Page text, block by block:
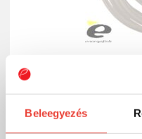
Beleegyezés
Carp Expert Átlátszó